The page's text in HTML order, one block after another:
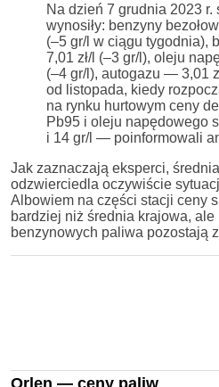
Na dzień 7 grudnia 2023
wynosiły: benzyny
(–5 gr/l w ciągu tygodnia),
7,01 zł/l (–3 gr/l), oleju
(–4 gr/l), autogazu — 3,01
od listopada, kiedy
na rynku hurtowym ceny
Pb95 i oleju napędowego
i 14 gr/l — poinformowali
Jak zaznaczają eksperci,
odzwierciedla oczywiście
Albowiem na części stacji ceny
bardziej niż średnia krajowa,
benzynowych paliwa pozostają
Orlen — ceny paliw